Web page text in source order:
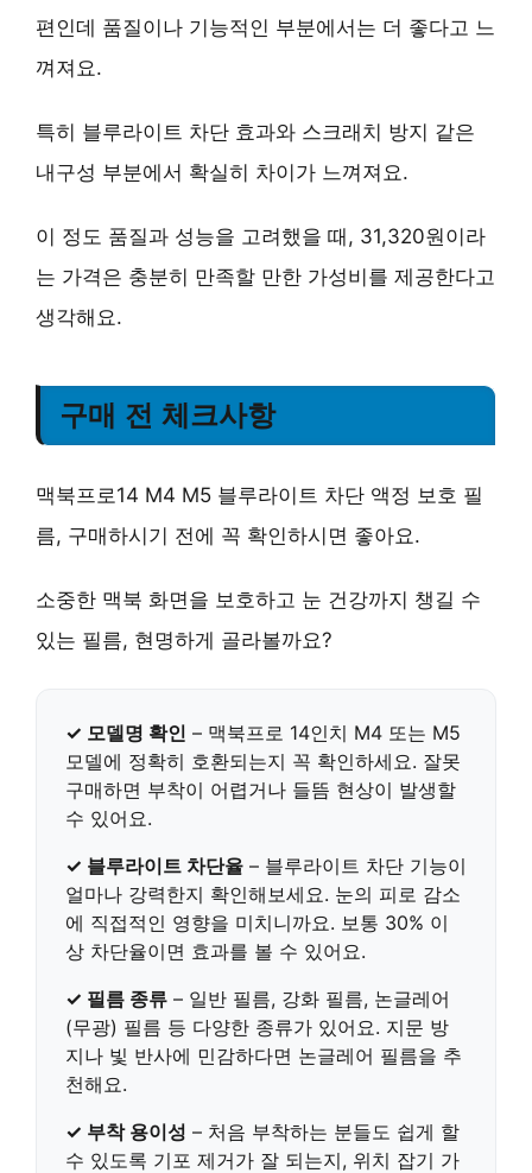
편 인데 품질이나 기능적인 부분에서는 더 좋다고 느
껴져요.
특히 블루라이트 차단 효과와 스크래치 방지 같은
내구성 부분에서 확실히 차이가 느껴져요.
이 정도 품질과 성능을 고려했을 때, 31,320원이라
는 가격은 충분히 만족할 만한 가성비를 제공한다고
생각해요.
구매 전 체크사항
맥북프로14 M4 M5 블루라이트 차단 액정 보호 필
름, 구매하시기 전에 꼭 확인하시면 좋아요.
소중한 맥북 화면을 보호하고 눈 건강까지 챙길 수
있는 필름, 현명하게 골라볼까요?
✓ 모델명 확인 – 맥북프로 14인치 M4 또는 M5
모델에 정확히 호환되는지 꼭 확인하세요. 잘못
구매하면 부착이 어렵거나 들뜸 현상이 발생할
수 있어요.
✓ 블루라이트 차단율 – 블루라이트 차단 기능이
얼마나 강력한지 확인해보세요. 눈의 피로 감소
에 직접적인 영향을 미치니까요. 보통 30% 이
상 차단율이면 효과를 볼 수 있어요.
✓ 필름 종류 – 일반 필름, 강화 필름, 논글레어
(무광) 필름 등 다양한 종류가 있어요. 지문 방
지나 빛 반사에 민감하다면 논글레어 필름을 추
천해요.
✓ 부착 용이성 – 처음 부착하는 분들도 쉽게 할
수 있도록 기포 제거가 잘 되는지, 위치 잡기 가